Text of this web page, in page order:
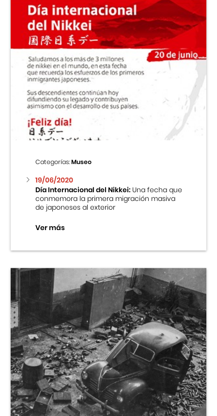
Categorías:Museo
19/06/2020
Día Internacional del Nikkei:Una fecha que
conmemora la primera migración masiva
de japoneses al exterior
Ver más